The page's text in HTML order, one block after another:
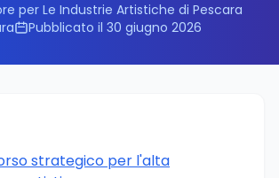
per Le Industrie Artistiche di Pescara
Pubblicato il 30 giugno 2026
strategico per l'alta